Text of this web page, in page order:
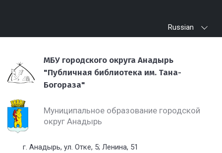
Russian
МБУ городского округа Анадырь
"Публичная библиотека им. Тана-
Богораза"
Муниципальное образование городской
округ Анадырь
г. Анадырь, ул. Отке, 5; Ленина, 51